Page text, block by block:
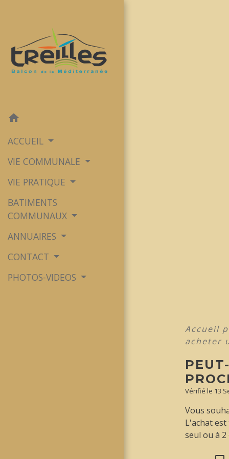
home
ACCUEIL
VIE COMMUNALE
VIE PRATIQUE
BATIMENTS
COMMUNAUX
ANNUAIRES
CONTACT
PHOTOS-VIDEOS
Accueil
acheter
Vérifié le 13
Vous
L'achat
seul ou à